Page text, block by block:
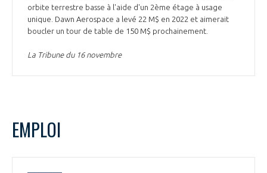
orbite terrestre basse à l'aide d'un 2ème étage à usage
unique. Dawn Aerospace a levé 22 M$ en 2022 et aimerait
boucler un tour de table de 150 M$ prochainement.
La Tribune du 16 novembre
EMPLOI